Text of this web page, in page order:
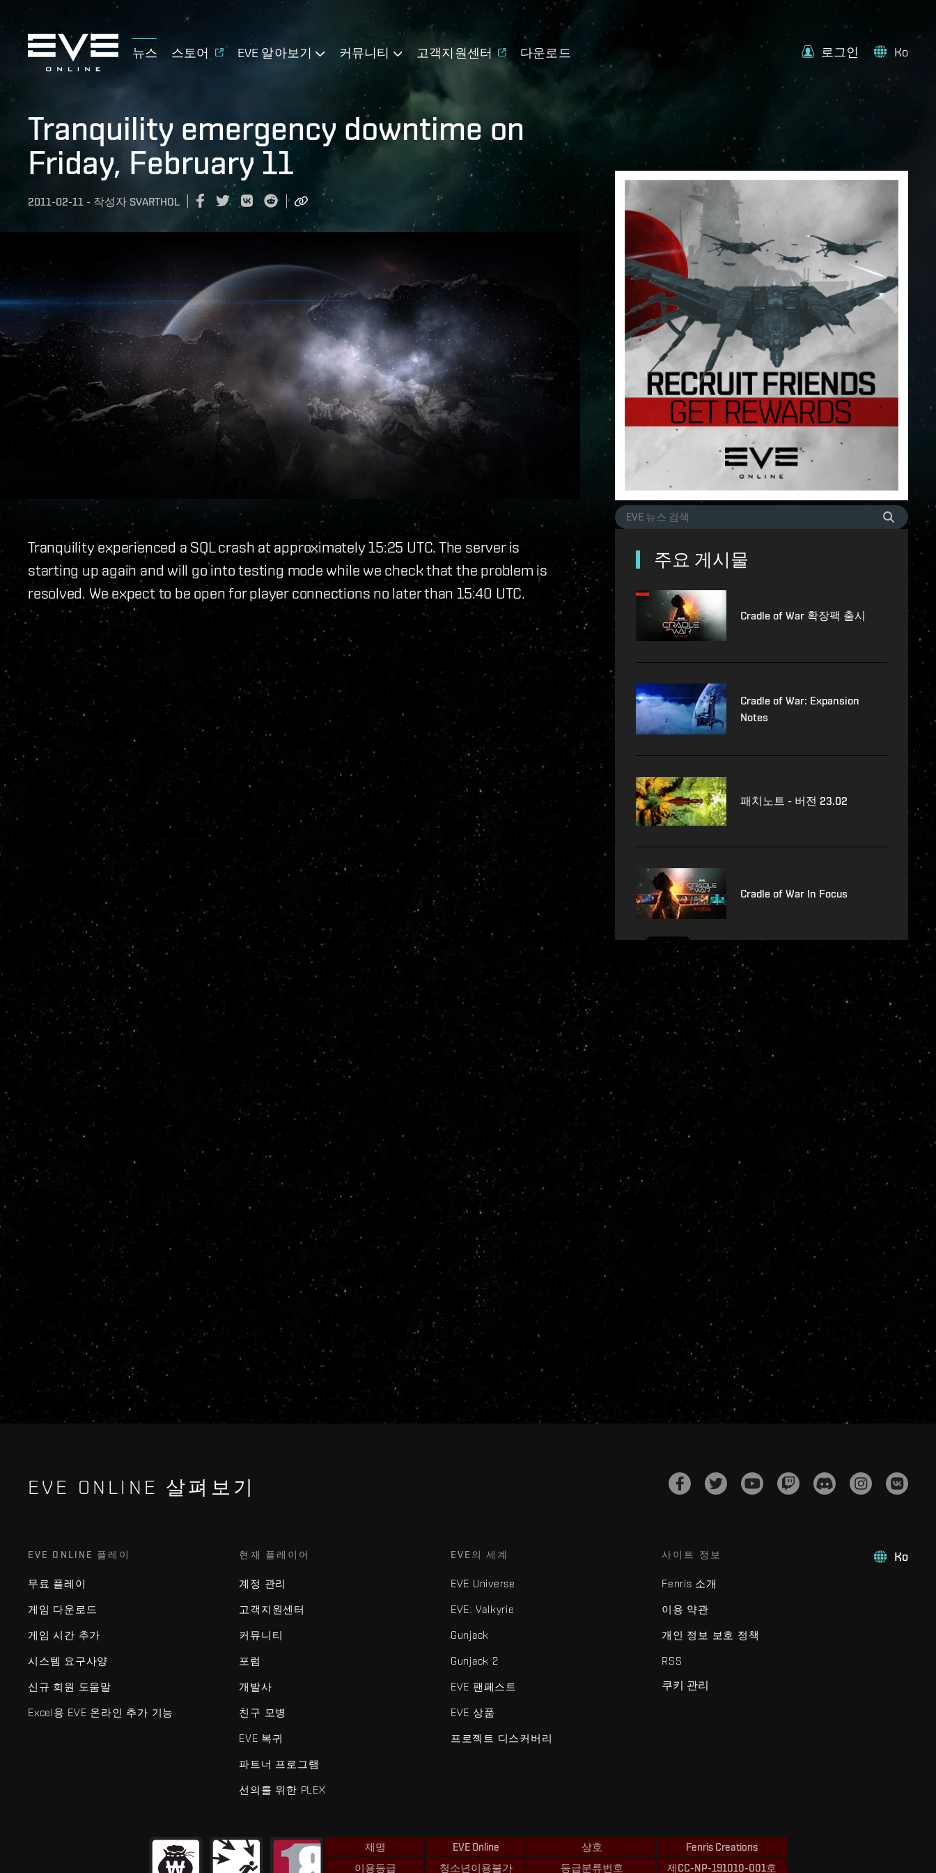
뉴스 스토어 EVE 알아보기 커뮤니티 고객지원센터 다운로드 로그인 Ko
Tranquility emergency downtime on
Friday, February 11
2011-02-11 - 작성자 SVARTHOL
Tranquility experienced a SQL crash at approximately 15:25 UTC. The server is
starting up again and will go into testing mode while we check that the problem is
resolved. We expect to be open for player connections no later than 15:40 UTC.
주요 게시물
Cradle of War 확장팩 출시
Cradle of War: Expansion
Notes
패치노트 - 버전 23.02
Cradle of War In Focus
EVE ONLINE 살펴보기
Ko
EVE ONLINE 플레이
무료 플레이
게임 다운로드
게임 시간 추가
시스템 요구사양
신규 회원 도움말
Excel용 EVE 온라인 추가 기능
현재 플레이어
계정 관리
고객지원센터
커뮤니티
포럼
개발사
친구 모병
EVE 복귀
파트너 프로그램
선의를 위한 PLEX
EVE의 세계
EVE Universe
EVE: Valkyrie
Gunjack
Gunjack 2
EVE 팬페스트
EVE 상품
프로젝트 디스커버리
사이트 정보
Fenris 소개
이용 약관
개인 정보 보호 정책
RSS
쿠키 관리
제명
EVE Online
이용등급
청소년이용불가
상호
Fenris Creations
등급분류번호
제CC-NP-191010-001호